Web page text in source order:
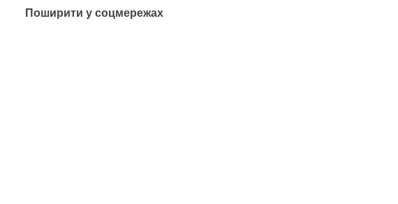
Поширити у соцмережах